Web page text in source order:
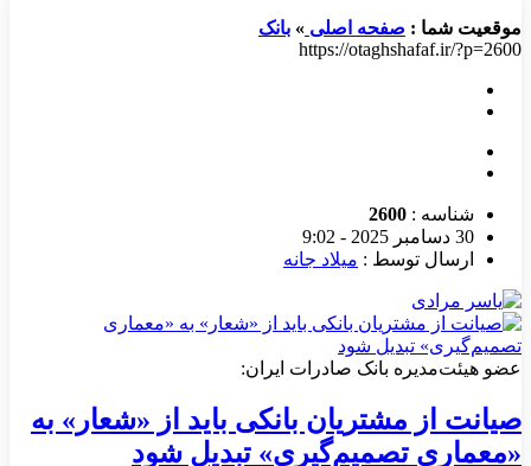
موقعیت شما : صفحه اصلی » بانک
https://otaghshafaf.ir/?p=2600
شناسه : 2600
30 دسامبر 2025 - 9:02
ارسال توسط : میلاد جانه
عضو هیئت‌مدیره بانک صادرات ایران:
صیانت از مشتریان بانکی باید از «شعار» به
«معماری تصمیم‌گیری» تبدیل شود